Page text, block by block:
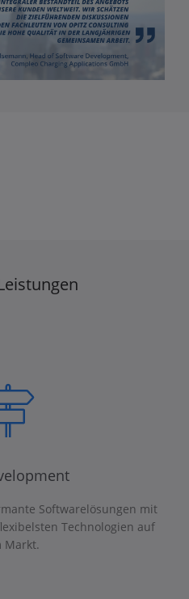
Softwarelösungen mit
Technologien auf
Markt.